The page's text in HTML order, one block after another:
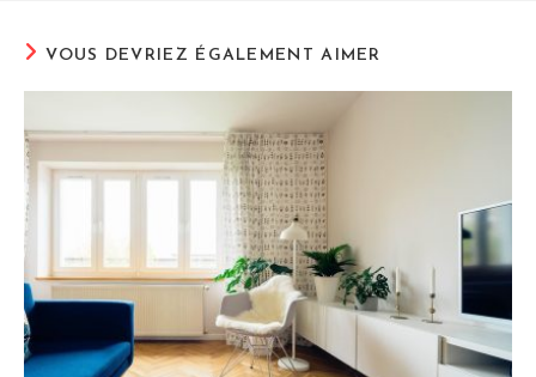
VOUS DEVRIEZ ÉGALEMENT AIMER